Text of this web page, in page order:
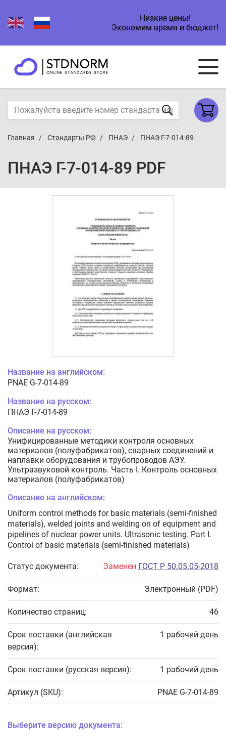
Низкие цены!
Экономим время и бюджет!
Главная Стандарты РФ ПНАЭ ПНАЭ Г-7-014-89
ПНАЭ Г-7-014-89 PDF
Название на английском:
PNAE G-7-014-89
Название на русском:
ПНАЭ Г-7-014-89
Описание на русском:
Унифицированные методики контроля основных
материалов (полуфабрикатов), сварных соединений и
наплавки оборудования и трубопроводов АЭУ.
Ультразвуковой контроль. Часть I. Контроль основных
материалов (полуфабрикатов)
Описание на английском:
Uniform control methods for basic materials (semi-finished
materials), welded joints and welding on of equipment and
pipelines of nuclear power units. Ultrasonic testing. Part I.
Control of basic materials (semi-finished materials)
Статус документа: Заменен ГОСТ Р 50.05.05-2018
Формат: Электронный (PDF)
Количество страниц: 46
Срок поставки (английская
версия):
1 рабочий день
Срок поставки (русская версия): 1 рабочий день
Артикул (SKU): PNAE G-7-014-89
Выберите версию документа: